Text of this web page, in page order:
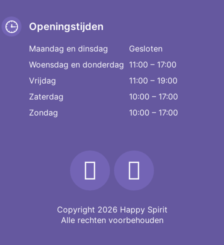
Openingstijden
Maandag en dinsdag
Gesloten
Woensdag en donderdag 11:00 – 17:00
Vrijdag
11:00 – 19:00
Zaterdag
10:00 – 17:00
Zondag
10:00 – 17:00
Copyright 2026 Happy Spirit
Alle rechten voorbehouden